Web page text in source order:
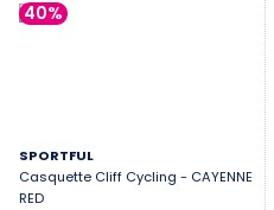
40%
SPORTFUL
Casquette Cliff Cycling - CAYENNE
RED